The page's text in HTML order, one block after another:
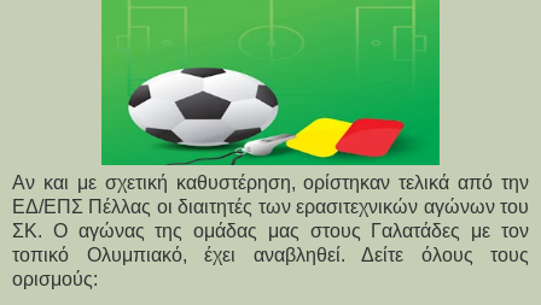
Αν και με σχετική καθυστέρηση, ορίστηκαν τελικά από την
ΕΔ/ΕΠΣ Πέλλας οι διαιτητές των ερασιτεχνικών αγώνων του
ΣΚ. Ο αγώνας της ομάδας μας στους Γαλατάδες με τον
τοπικό Ολυμπιακό, έχει αναβληθεί. Δείτε όλους τους
ορισμούς: